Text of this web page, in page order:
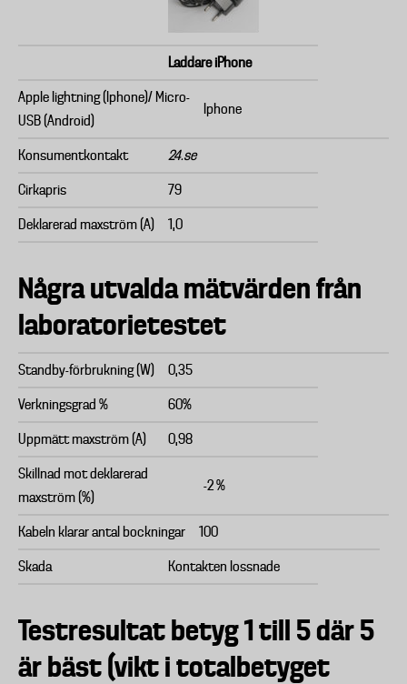
Laddare iPhone
Apple lightning (Iphone)/ Micro-
USB (Android)
Iphone
Konsumentkontakt 24.se
Cirkapris 79
Deklarerad maxström (A) 1,0
Några utvalda mätvärden från
laboratorietestet
Standby-förbrukning (W) 0,35
Verkningsgrad % 60%
Uppmätt maxström (A) 0,98
Skillnad mot deklarerad
maxström (%)
-2 %
Kabeln klarar antal bockningar 100
Skada Kontakten lossnade
Testresultat betyg 1 till 5 där 5
är bäst (vikt i totalbetyget